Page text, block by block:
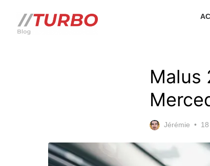
Malus
Jérémie